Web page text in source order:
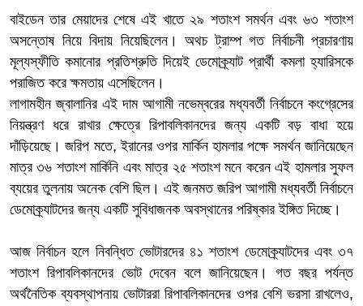
বাইডেন তার মেয়াদের শেষে এই খাতে ২৯ শতাংশ সমর্থন এবং ৬৩ শতাংশ
অসন্তোষ নিয়ে বিদায় নিয়েছিলেন। অথচ ট্রাম্প গত নির্বাচনী প্রচারণায়
মূল্যস্ফীতি কমানোর প্রতিশ্রুতি দিয়েই ডেমোক্র্যাট প্রার্থী কমলা হ্যারিসকে
পরাজিত করে ক্ষমতায় এসেছিলেন।
লাগামহীন জ্বালানির এই দাম আগামী নভেম্বরের মধ্যবর্তী নির্বাচনে কংগ্রেসের
নিয়ন্ত্রণ ধরে রাখার ক্ষেত্রে রিপাবলিকানদের জন্য একটি বড় বাধা হয়ে
দাঁড়িয়েছে। জরিপ মতে, ইরানের ওপর মার্কিন হামলার পক্ষে সমর্থন জানিয়েছেন
মাত্র ৩৬ শতাংশ মার্কিনি এবং মাত্র ২৫ শতাংশ মনে করেন এই হামলার সুফল
ব্যয়ের তুলনায় অনেক বেশি ছিল। এই জনমত জরিপ আগামী মধ্যবর্তী নির্বাচনে
ডেমোক্র্যাটদের জন্য একটি সুবিধাজনক অবস্থানের পরিষ্কার ইঙ্গিত দিচ্ছে।
আজ নির্বাচন হলে নিবন্ধিত ভোটারদের ৪১ শতাংশ ডেমোক্র্যাটদের এবং ৩৭
শতাংশ রিপাবলিকানদের ভোট দেবেন বলে জানিয়েছেন। গত বছর পর্যন্ত
অর্থনৈতিক ব্যবস্থাপনায় ভোটাররা রিপাবলিকানদের ওপর বেশি ভরসা রাখলেও,